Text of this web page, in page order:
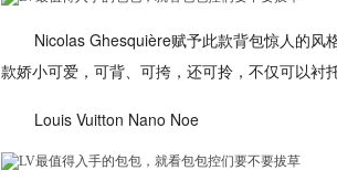
Nicolas Ghesquière赋予此款背包惊人的风
款娇小可爱，可背、可挎，还可拎，不仅可以衬
Louis Vuitton Nano Noe